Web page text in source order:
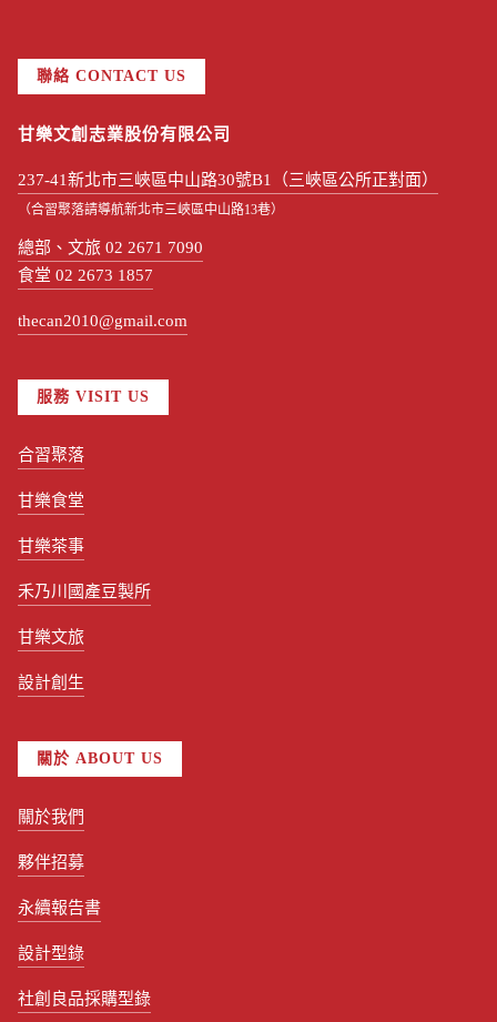
聯絡 CONTACT US
甘樂文創志業股份有限公司
237-41新北市三峽區中山路30號B1（三峽區公所正對面）
（合習聚落請導航新北市三峽區中山路13巷）
總部、文旅 02 2671 7090
食堂 02 2673 1857
thecan2010@gmail.com
服務 VISIT US
合習聚落
甘樂食堂
甘樂茶事
禾乃川國產豆製所
甘樂文旅
設計創生
關於 ABOUT US
關於我們
夥伴招募
永續報告書
設計型錄
社創良品採購型錄